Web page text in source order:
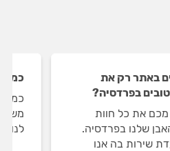
באתר רק את
בפרדסיה?
מכם את כל חוות
שלנו בפרדסיה.
שירות בה אנו
כמה
לנו 6 שירותי ליטוש אבן בפרדסיה.